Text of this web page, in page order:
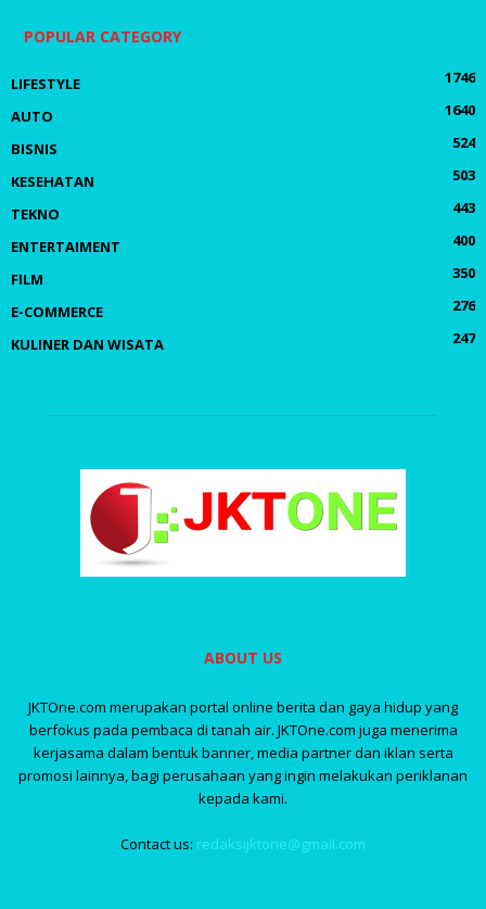
POPULAR CATEGORY
LIFESTYLE
1746
AUTO
1640
BISNIS
524
KESEHATAN
503
TEKNO
443
ENTERTAIMENT
400
FILM
350
E-COMMERCE
276
KULINER DAN WISATA
247
ABOUT US
JKTOne.com merupakan portal online berita dan gaya hidup yang
berfokus pada pembaca di tanah air. JKTOne.com juga menerima
kerjasama dalam bentuk banner, media partner dan iklan serta
promosi lainnya, bagi perusahaan yang ingin melakukan periklanan
kepada kami.
Contact us: redaksijktone@gmail.com